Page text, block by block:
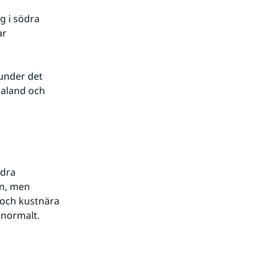
i södra
och
men
kustnära